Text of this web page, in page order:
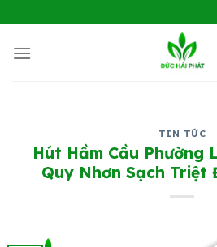
đến
nội
TIN TỨC
Hút Hầm Cầu Phường
Quy Nhơn Sạch Triệt